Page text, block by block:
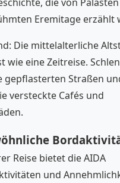
Eremitage erzählt
Die mittelalterliche
wie eine Zeitreise.
gepflasterten Straßen
versteckte Cafés und
Reise bietet die AIDA
und